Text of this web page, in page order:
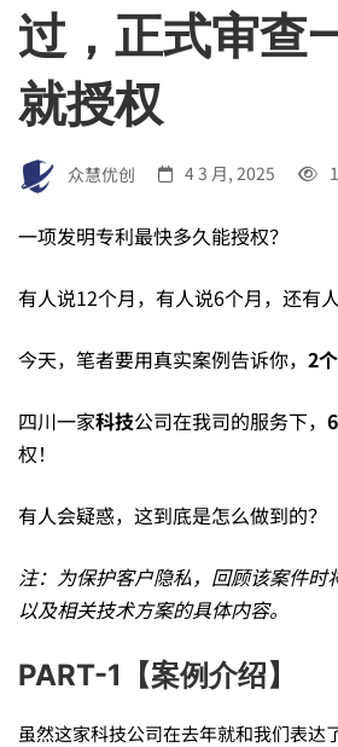
享：
四
川
某
科
技
行
业
技
过，正式审查
就授权
众慧优创 4 3 月, 2025
一项发明专利最快多久能授权？
有人说12个月，有人说6个月，还
今天，笔者要用真实案例告诉你， 2
四川一家科技公司在我司的服务下，
权！
有人会疑惑，这到底是怎么做到的？
注：为保护客户隐私，回顾该案件时
以及相关技术方案的具体内容。
PART-1【案例介绍】
虽然这家科技公司在去年就和我们表达